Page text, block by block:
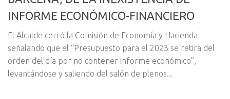
INFORME ECONÓMICO-FINANCIERO
El Alcalde cerró la Comisión de Economía y Hacienda
señalando que el “Presupuesto para el 2023 se retira del
orden del día por no contener informe económico”,
levantándose y saliendo del salón de plenos...